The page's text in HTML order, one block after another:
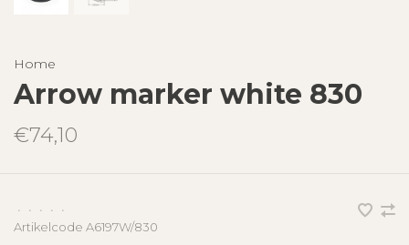
Home
Arrow marker white 830
€74,10
• • • •
•
Artikelcode A6197W/830